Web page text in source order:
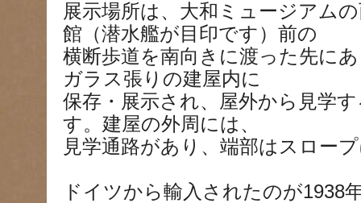
展示場所は、大和ミュージアム
館（潜水艦が目印です）前の
横断歩道を南向きに渡った先に
ガラス張りの建屋内に
保存・展示され、屋外から見学
す。建屋の外周には、
見学通路があり、端部はスロー
ドイツから輸入されたのが1938